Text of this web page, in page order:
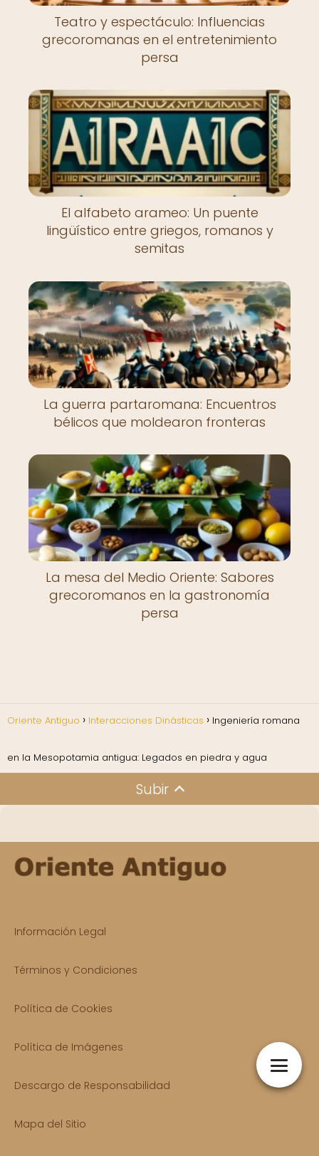
Teatro y espectáculo: Influencias
grecoromanas en el entretenimiento
persa
El alfabeto arameo: Un puente
lingüístico entre griegos, romanos y
semitas
La guerra partaromana: Encuentros
bélicos que moldearon fronteras
La mesa del Medio Oriente: Sabores
grecoromanos en la gastronomía
persa
Oriente Antiguo Interacciones Dinásticas Ingeniería romana
en la Mesopotamia antigua: Legados en piedra y agua
Subir
Información Legal
Términos y Condiciones
Política de Cookies
Política de Imágenes
Descargo de Responsabilidad
Mapa del Sitio